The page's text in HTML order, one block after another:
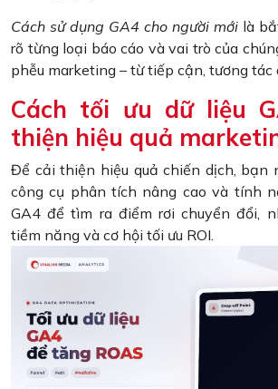
Cách sử dụng GA4 cho người mới là
rõ từng loại báo cáo và vai trò của
phễu marketing – từ tiếp cận, tương tác
Cách tối ưu dữ liệu
thiện hiệu quả
Để cải thiện hiệu quả chiến dịch, bạn
công cụ phân tích nâng cao và tính
GA4 để tìm ra điểm rơi chuyển đổi,
tiềm năng và cơ hội tối ưu ROI.